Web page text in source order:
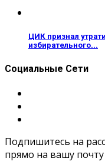
ЦИК признал
избирательного...
Социальные Сети
Подпишитесь на
прямо на вашу почту